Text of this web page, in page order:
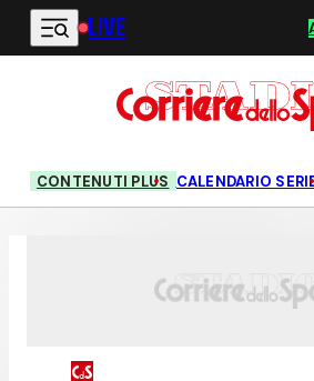
Vai al contenuto principale
LIVE
CONTENUTI PLUS CALENDARIO